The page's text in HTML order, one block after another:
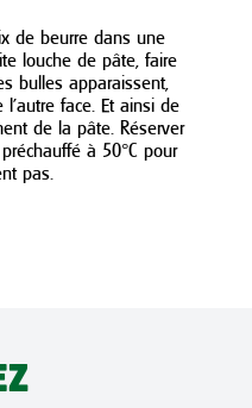
de beurre dans une
louche de pâte, faire
bulles apparaissent,
face. Et ainsi de
de la pâte. Réserver
à 50°C pour
pas.